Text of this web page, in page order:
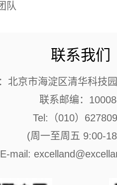
队
联系我们
北京市海淀区清华科技
联系邮编：
Tel:（010）
(周一至周五 9:00-
E-mail: